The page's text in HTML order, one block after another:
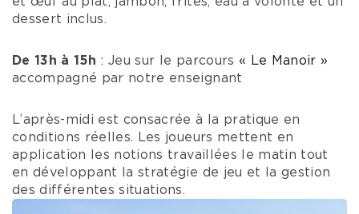
dessert inclus.
De 13h à 15h : Jeu sur le parcours « Le Manoir »
accompagné par notre enseignant
L’après-midi est consacrée à la pratique en
conditions réelles. Les joueurs mettent en
application les notions travaillées le matin tout
en développant la stratégie de jeu et la gestion
des différentes situations.